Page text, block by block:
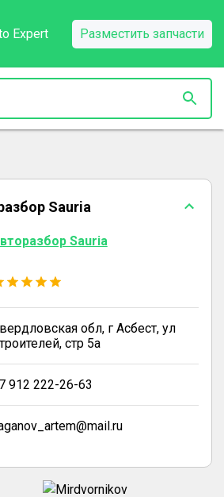
Expert Разместить запчасти
Sauria
Sauria
обл, г Асбест, ул
стр 5а
912 222-26-63